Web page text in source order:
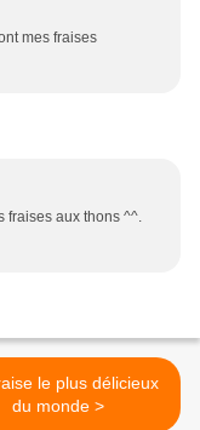
mes fraises
fraises aux thons ^^.
le plus délicieux
du monde >